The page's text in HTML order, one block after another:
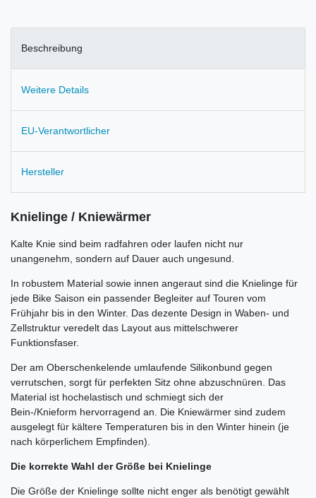
Beschreibung
Weitere Details
EU-Verantwortlicher
Hersteller
Knielinge / Kniewärmer
Kalte Knie sind beim radfahren oder laufen nicht nur
unangenehm, sondern auf Dauer auch ungesund.
In robustem Material sowie innen angeraut sind die Knielinge für
jede Bike Saison ein passender Begleiter auf Touren vom
Frühjahr bis in den Winter. Das dezente Design in Waben- und
Zellstruktur veredelt das Layout aus mittelschwerer
Funktionsfaser.
Der am Oberschenkelende umlaufende Silikonbund gegen
verrutschen, sorgt für perfekten Sitz ohne abzuschnüren. Das
Material ist hochelastisch und schmiegt sich der
Bein-/Knieform hervorragend an. Die Kniewärmer sind zudem
ausgelegt für kältere Temperaturen bis in den Winter hinein (je
nach körperlichem Empfinden).
Die korrekte Wahl der Größe bei Knielinge
Die Größe der Knielinge sollte nicht enger als benötigt gewählt